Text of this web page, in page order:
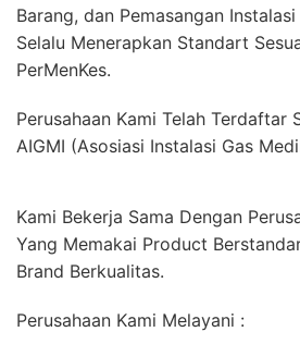
Barang, dan Pemasangan
Selalu Menerapkan Standart
PerMenKes.
Perusahaan Kami Telah Terdaftar
AIGMI (Asosiasi Instalasi Gas
Kami Bekerja Sama Dengan
Yang Memakai Product
Brand Berkualitas.
Perusahaan Kami Melayani :